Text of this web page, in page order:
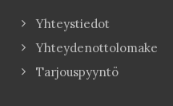
Yhteystiedot
Yhteydenottolomake
Tarjouspyyntö